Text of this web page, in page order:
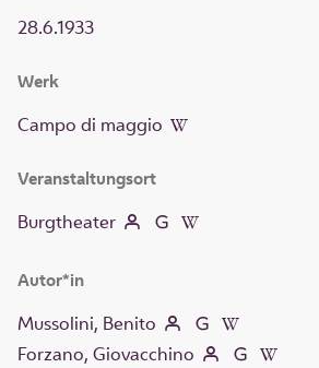
Autor*in
Mussolini, Benito
Forzano, Giovacchino
Veranstaltungsort
Burgtheater
28.6.1933
Werk
Campo di maggio